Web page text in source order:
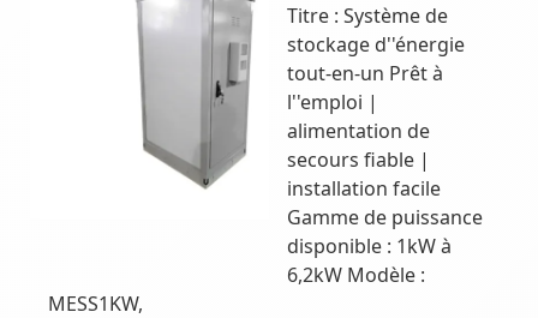
Titre : Système de
stockage d''énergie
tout-en-un Prêt à
l''emploi |
alimentation de
secours fiable |
installation facile
Gamme de puissance
disponible : 1kW à
6,2kW Modèle :
MESS1KW,